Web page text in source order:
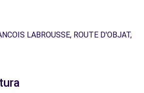
LABROUSSE, ROUTE D'OBJAT,